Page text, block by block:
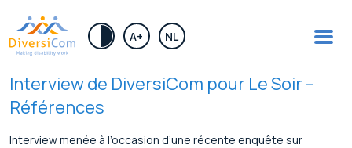
A+ NL
Interview de DiversiCom pour Le Soir –
Références
Interview menée à l’occasion d’une récente enquête sur